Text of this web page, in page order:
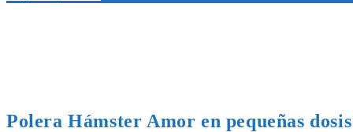
Polera Hámster Amor en pequeñas dosis